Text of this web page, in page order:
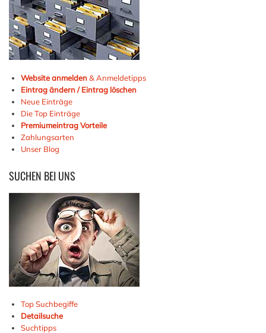
Website anmelden& Anmeldetipps
Eintrag ändern / Eintrag löschen
Neue Einträge
Die Top Einträge
Premiumeintrag Vorteile
Zahlungsarten
Unser Blog
SUCHEN BEI UNS
Top Suchbegiffe
Detailsuche
Suchtipps